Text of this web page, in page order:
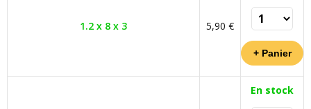
1.2 x 8 x 3 5,90 €
En stock